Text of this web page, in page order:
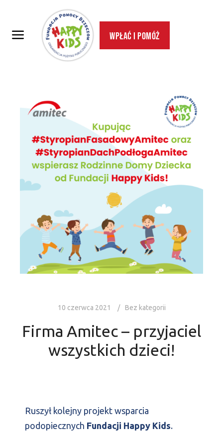
Wpłać i pomóż
10 czerwca 2021 Bez kategorii
Firma Amitec – przyjaciel
wszystkich dzieci!
Ruszył kolejny projekt wsparcia
podopiecznych Fundacji Happy Kids.